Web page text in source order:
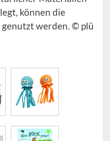
können die
werden. © plü